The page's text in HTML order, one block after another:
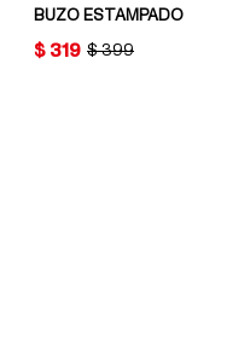
BUZO ESTAMPADO
ORIGINAL PRICE:
$ 399
PRICE:
$ 319